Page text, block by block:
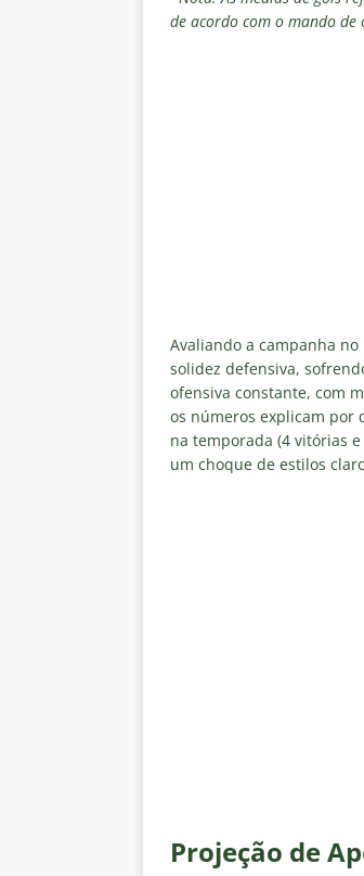
de acordo com o mando de
Avaliando a campanha
solidez defensiva,
ofensiva constante, com
os números explicam por
na temporada (4 vitórias
um choque de estilos
Projeção de